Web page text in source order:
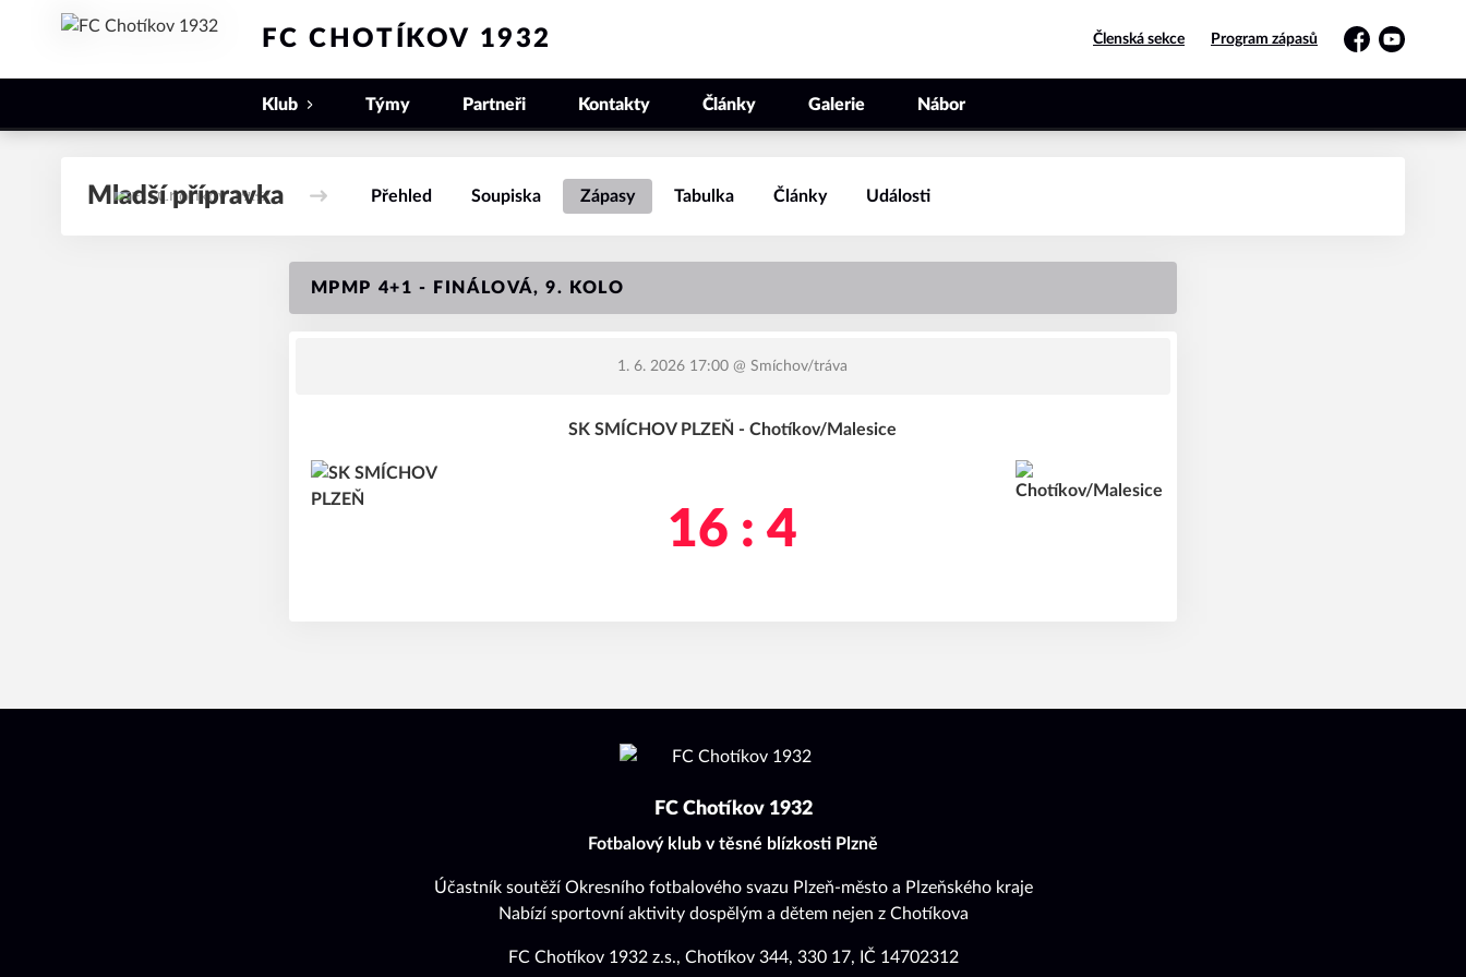
FC CHOTÍKOV 1932 Členská sekce Program zápasů
FacebookYouTube
Klub Týmy Partneři Kontakty Články Galerie Nábor
Mladší přípravka Přehled Soupiska Zápasy Tabulka Články Události
MPMP 4+1 - FINÁLOVÁ, 9. KOLO
1. 6. 2026 17:00 @ Smíchov/tráva
SK SMÍCHOV PLZEŇ - Chotíkov/Malesice
16 : 4
FC Chotíkov 1932
Fotbalový klub v těsné blízkosti Plzně
Účastník soutěží Okresního fotbalového svazu Plzeň-město a Plzeňského kraje
Nabízí sportovní aktivity dospělým a dětem nejen z Chotíkova
FC Chotíkov 1932 z.s., Chotíkov 344, 330 17, IČ 14702312